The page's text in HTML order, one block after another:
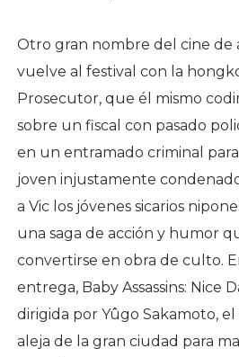
Otro gran nombre del cine de
vuelve al festival con la
Prosecutor, que él mismo
sobre un fiscal con pasado
en un entramado criminal
joven injustamente
a Vic los jóvenes sicarios
una saga de acción y humor
convertirse en obra de culto.
entrega, Baby Assassins: Nice
dirigida por Yûgo Sakamoto,
aleja de la gran ciudad para